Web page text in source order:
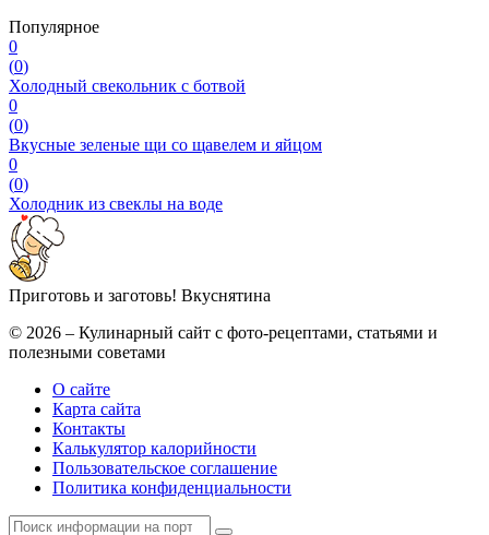
Популярное
0
(0)
Холодный свекольник с ботвой
0
(0)
Вкусные зеленые щи со щавелем и яйцом
0
(0)
Холодник из свеклы на воде
Приготовь и заготовь! Вкуснятина
© 2026 – Кулинарный сайт с фото-рецептами, статьями и
полезными советами
О сайте
Карта сайта
Контакты
Калькулятор калорийности
Пользовательское соглашение
Политика конфиденциальности